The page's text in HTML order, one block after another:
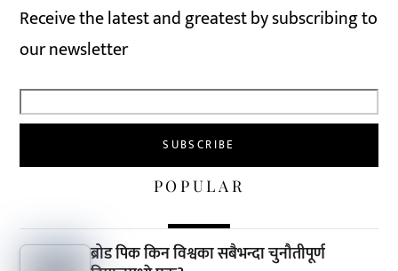
Receive the latest and greatest by subscribing to
our newsletter
POPULAR
ब्रोड पिक किन विश्वका सबैभन्दा चुनौतीपूर्ण